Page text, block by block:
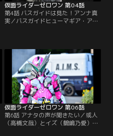
仮面ライダーゼロワン 第04話
第4話 バスガイドは見た！アンナ真
実／バスガイドヒューマギア・アン
に同乗。のどかな景色に心癒される
或人だったが、12年前の爆発事故現
場にやってくると表情を硬くする。
今ではデイブレイクタウンと名付け
られ、事故現場は負の遺産となって
いた。
仮面ライダーゼロワン 第06話
第6話 アナタの声が聞きたい／或人
（高橋文哉）とイズ（鶴嶋乃愛）
は、エイムズの諫（岡田龍太郎）の